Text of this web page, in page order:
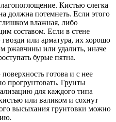
Кистью слегка
должна потемнеть. Если этого
влажная, либо
составом. Если в стене
гвозди или арматура, их хорошо
ржавчины или удалить, иначе
бурые пятна.
готова и с нее
прогрунтовать. Грунты
для каждого типа
или валиком и сохнут
высыхания грунтовки можно